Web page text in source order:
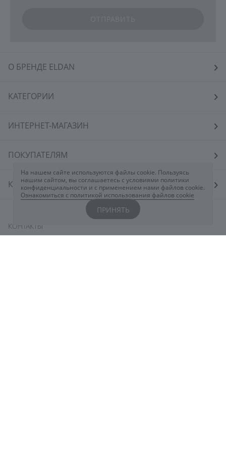
На нашем сайте используются файлы cookie. Пользуясь
нашим сайтом, вы соглашаетесь с условиями политики
конфиденциальности и с применением нами файлов cookie.
Ознакомиться с политикой использования файлов cookie
ПРИНЯТЬ
О БРЕНДЕ ELDAN
КАТЕГОРИИ
ИНТЕРНЕТ-МАГАЗИН
ПОКУПАТЕЛЯМ
КОСМЕТОЛОГАМ
КОНТАКТЫ